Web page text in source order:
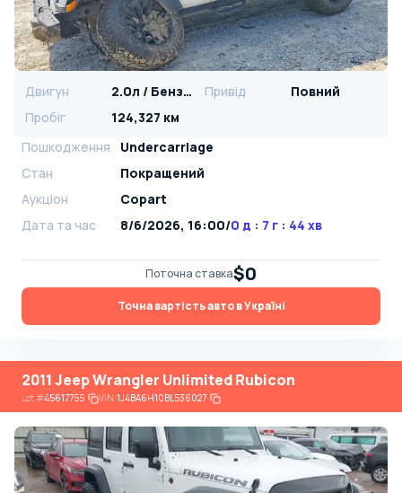
Двигун 2.0л / Бензин Привід
Повний
Пробіг
124,327 км
Пошкодження
Undercarriage
Стан
Покращений
Аукціон
Copart
Дата та час
8/6/2026, 16:00/0 д : 7 г : 44 хв
Поточна ставка$0
Точна вартість авто в Україні
2011 Jeep Wrangler Unlimited Rubicon
Lot#45617755 VIN:1J4BA6H10BL536027